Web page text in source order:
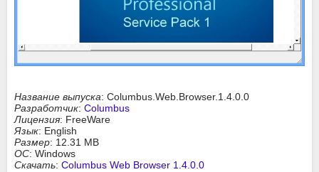
Название выпуска: Columbus.Web.Browser.1.4.0.0
Разработчик: Columbus
Лицензия: FreeWare
Язык: English
Размер: 12.31 MB
ОС: Windows
Скачать: Columbus Web Browser 1.4.0.0